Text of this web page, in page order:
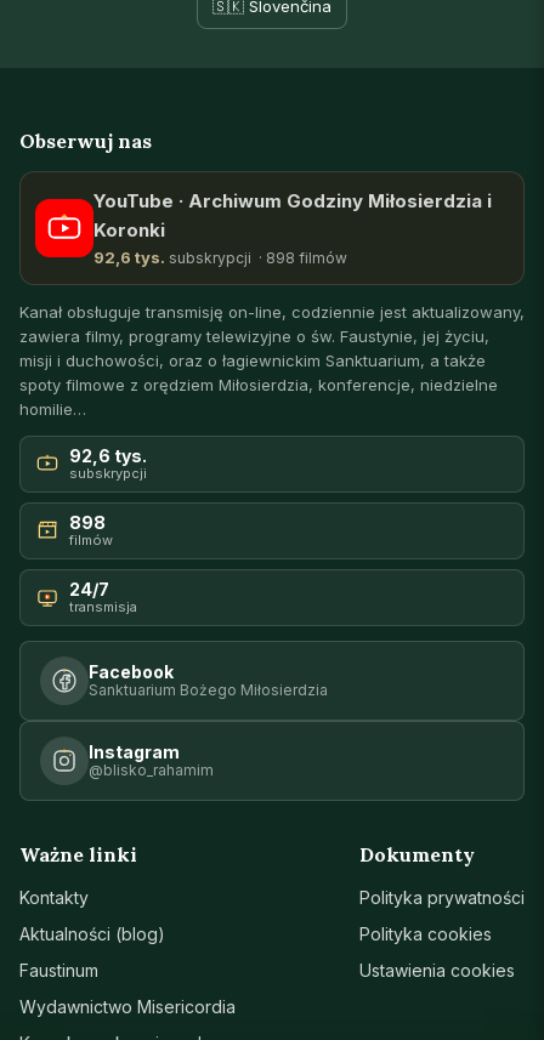
🇸🇰 Slovenčina
Obserwuj nas
YouTube · Archiwum Godziny Miłosierdzia i
Koronki
92,6 tys. subskrypcji · 898 filmów
Kanał obsługuje transmisję on-line, codziennie jest aktualizowany,
zawiera filmy, programy telewizyjne o św. Faustynie, jej życiu,
misji i duchowości, oraz o łagiewnickim Sanktuarium, a także
spoty filmowe z orędziem Miłosierdzia, konferencje, niedzielne
homilie…
92,6 tys.
subskrypcji
898
filmów
24/7
transmisja
Facebook
Sanktuarium Bożego Miłosierdzia
Instagram
@blisko_rahamim
Ważne linki
Kontakty
Aktualności (blog)
Faustinum
Wydawnictwo Misericordia
Dokumenty
Polityka prywatności
Polityka cookies
Ustawienia cookies